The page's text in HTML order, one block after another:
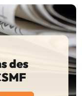
des